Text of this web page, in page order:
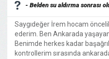
- Belden su aldırma sonrası
Saygıdeğer İrem hocam
ederim. Ben Ankarada
Benimde herkes kadar
kontrollerim sırasında ankarada